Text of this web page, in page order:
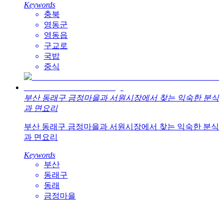
Keywords
충북
영동군
영동읍
구교로
국밥
중식
부산 동래구 금정마을과 서원시장에서 찾는 익숙한 분식
과 면요리
부산 동래구 금정마을과 서원시장에서 찾는 익숙한 분식
과 면요리
Keywords
부산
동래구
동래
금정마을